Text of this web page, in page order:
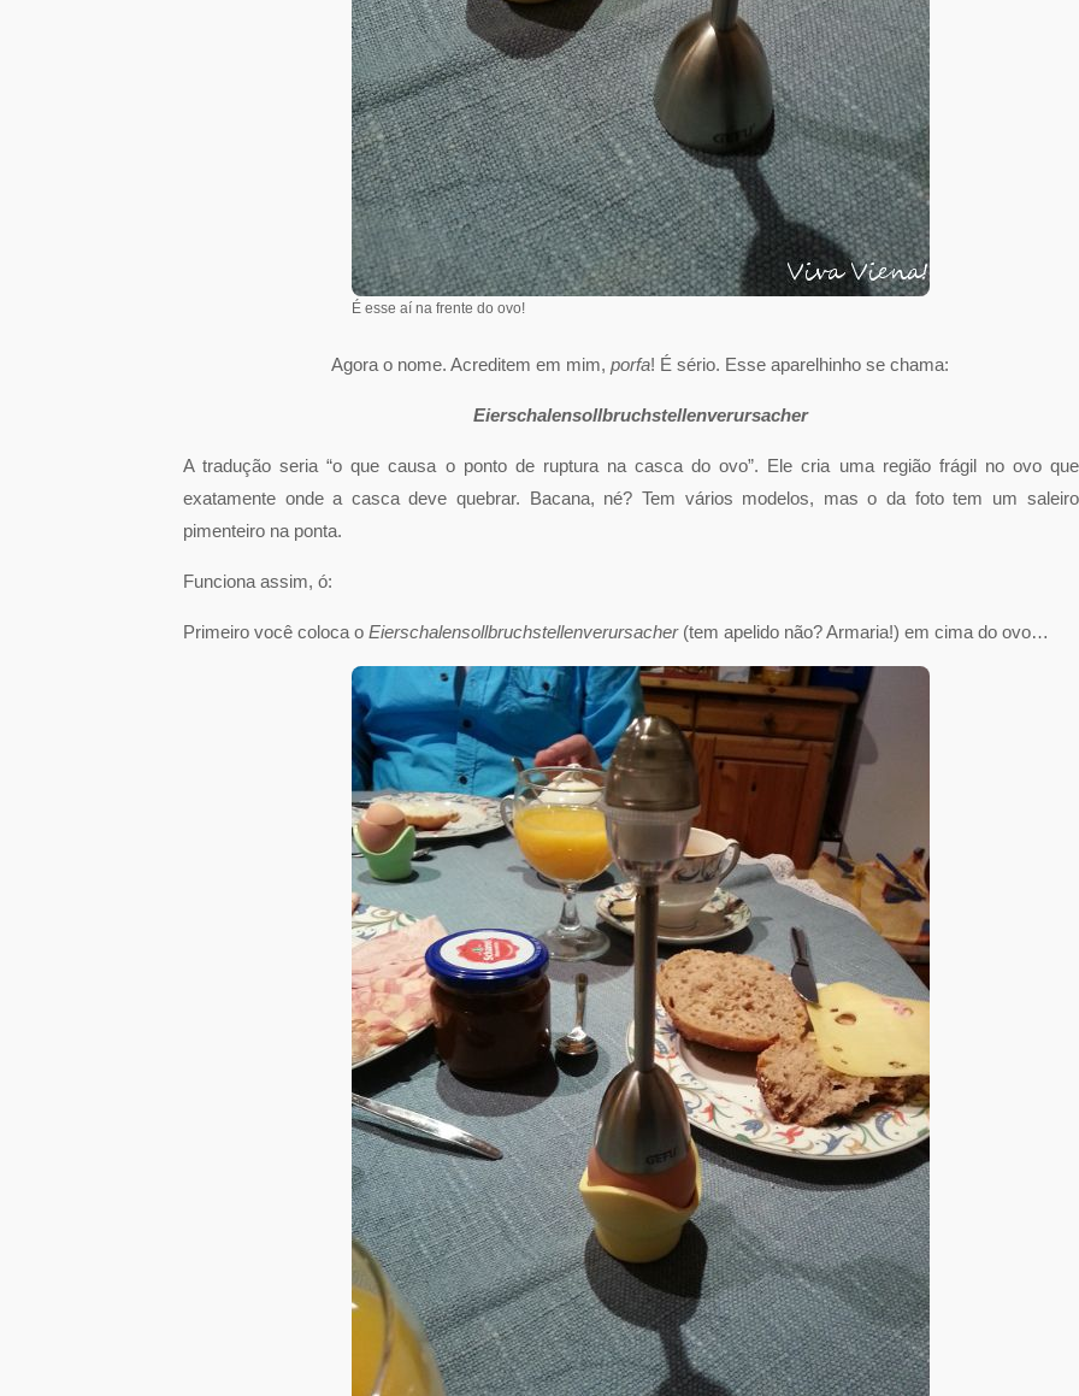
É esse aí na frente do ovo!
Agora o nome. Acreditem em mim,porfa! É sério. Esse aparelhinho se chama:
Eierschalensollbruchstellenverursacher
A tradução seria “o que causa o ponto de ruptura na casca do ovo”. Ele cria uma região frágil no ovo
exatamente onde a casca deve quebrar. Bacana, né? Tem vários modelos, mas o da foto tem um
pimenteiro na ponta.
Funciona assim, ó:
Primeiro você coloca o Eierschalensollbruchstellenverursacher (tem apelido não? Armaria!) em cima do ovo…